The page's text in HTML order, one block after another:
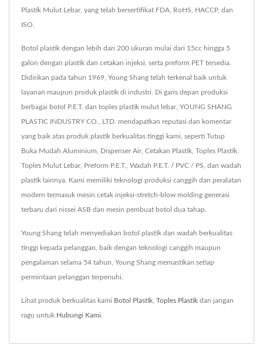
Plastik Mulut Lebar, yang telah bersertifikat FDA, RoHS, HACCP, dan
ISO.
Botol plastik dengan lebih dari 200 ukuran mulai dari 15cc hingga 5
galon dengan plastik dan cetakan injeksi, serta preform PET tersedia.
Didirikan pada tahun 1969, Young Shang telah terkenal baik untuk
layanan maupun produk plastik di industri. Di garis depan produksi
berbagai botol P.E.T. dan toples plastik mulut lebar, YOUNG SHANG
PLASTIC INDUSTRY CO., LTD. mendapatkan reputasi dan komentar
yang baik atas produk plastik berkualitas tinggi kami, seperti Tutup
Buka Mudah Aluminium, Dispenser Air, Cetakan Plastik, Toples Plastik,
Toples Mulut Lebar, Preform P.E.T., Wadah P.E.T. / PVC / PS, dan wadah
plastik lainnya. Kami memiliki teknologi produksi canggih dan peralatan
modern termasuk mesin cetak injeksi-stretch-blow molding generasi
terbaru dari nissei ASB dan mesin pembuat botol dua tahap.
Young Shang telah menyediakan botol plastik dan wadah berkualitas
tinggi kepada pelanggan, baik dengan teknologi canggih maupun
pengalaman selama 54 tahun, Young Shang memastikan setiap
permintaan pelanggan terpenuhi.
Lihat produk berkualitas kami Botol Plastik Toples Plastik dan jangan
ragu untuk Hubungi Kami